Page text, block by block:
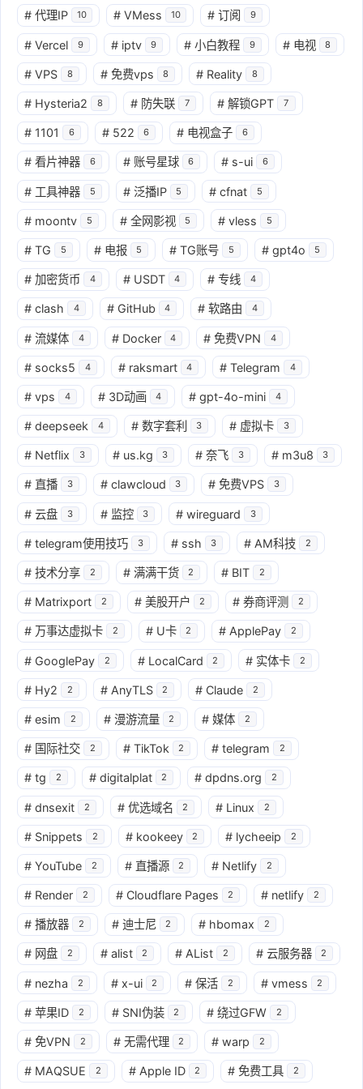
# 代理IP 10 # VMess 10 # 订阅 9
# Vercel 9 # iptv 9 # 小白教程 9 # 电视 8
# VPS 8 # 免费vps 8 # Reality 8
# Hysteria2 8 # 防失联 7 # 解锁GPT 7
# 1101 6 # 522 6 # 电视盒子 6
# 看片神器 6 # 账号星球 6 # s-ui 6
# 工具神器 5 # 泛播IP 5 # cfnat 5
# moontv 5 # 全网影视 5 # vless 5
# TG 5 # 电报 5 # TG账号 5 # gpt4o 5
# 加密货币 4 # USDT 4 # 专线 4
# clash 4 # GitHub 4 # 软路由 4
# 流媒体 4 # Docker 4 # 免费VPN 4
# socks5 4 # raksmart 4 # Telegram 4
# vps 4 # 3D动画 4 # gpt-4o-mini 4
# deepseek 4 # 数字套利 3 # 虚拟卡 3
# Netflix 3 # us.kg 3 # 奈飞 3 # m3u8 3
# 直播 3 # clawcloud 3 # 免费VPS 3
# 云盘 3 # 监控 3 # wireguard 3
# telegram使用技巧 3 # ssh 3 # AM科技 2
# 技术分享 2 # 满满干货 2 # BIT 2
# Matrixport 2 # 美股开户 2 # 券商评测 2
# 万事达虚拟卡 2 # U卡 2 # ApplePay 2
# GooglePay 2 # LocalCard 2 # 实体卡 2
# Hy2 2 # AnyTLS 2 # Claude 2
# esim 2 # 漫游流量 2 # 媒体 2
# 国际社交 2 # TikTok 2 # telegram 2
# tg 2 # digitalplat 2 # dpdns.org 2
# dnsexit 2 # 优选域名 2 # Linux 2
# Snippets 2 # kookeey 2 # lycheeip 2
# YouTube 2 # 直播源 2 # Netlify 2
# Render 2 # Cloudflare Pages 2 # netlify 2
# 播放器 2 # 迪士尼 2 # hbomax 2
# 网盘 2 # alist 2 # AList 2 # 云服务器 2
# nezha 2 # x-ui 2 # 保活 2 # vmess 2
# 苹果ID 2 # SNI伪装 2 # 绕过GFW 2
# 免VPN 2 # 无需代理 2 # warp 2
# MAQSUE 2 # Apple ID 2 # 免费工具 2